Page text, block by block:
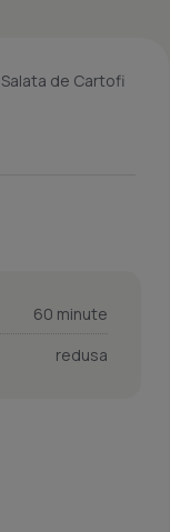
Salata de Cartofi
60 minute
redusa